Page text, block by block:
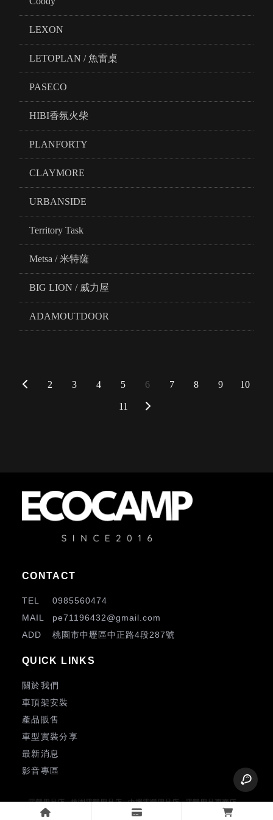
LEXON
LETOPLAN / 魚雷桌
PASECO
HIBI香氛火柴
PLANFORTY
CLAYMORE
URBANSIDE
Territory Task
Metsa / 米特薩
BIG LION / 威力屋
ADAMOUTDOOR
2 3 4 5 6 7 8 9 10
11
0985560474
pe71196432@gmail.com
桃園市中壢區中正路4段287號
關於我們
車頂架安裝
產品販售
車型實裝分享
最新消息
影音專區
露營用品店 桃園露營用品店 中壢露營用品店
露營用品專賣店
桃園露營用品專賣店
中壢露營用品專賣店